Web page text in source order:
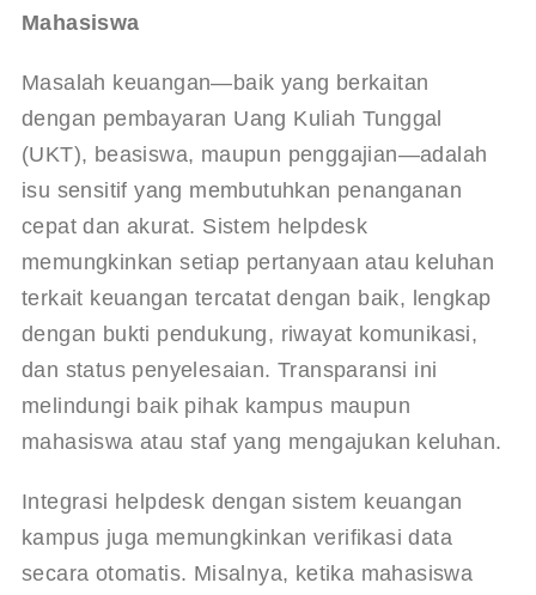
Mahasiswa
Masalah keuangan—baik yang berkaitan
dengan pembayaran Uang Kuliah Tunggal
(UKT), beasiswa, maupun penggajian—adalah
isu sensitif yang membutuhkan penanganan
cepat dan akurat. Sistem helpdesk
memungkinkan setiap pertanyaan atau keluhan
terkait keuangan tercatat dengan baik, lengkap
dengan bukti pendukung, riwayat komunikasi,
dan status penyelesaian. Transparansi ini
melindungi baik pihak kampus maupun
mahasiswa atau staf yang mengajukan keluhan.
Integrasi helpdesk dengan sistem keuangan
kampus juga memungkinkan verifikasi data
secara otomatis. Misalnya, ketika mahasiswa